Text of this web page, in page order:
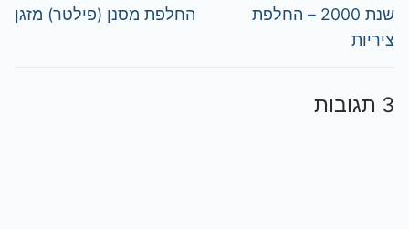
post:
שנת 2000 – החלפת
ציריות
post:
החלפת מסנן (פילטר) מזגן
3 תגובות